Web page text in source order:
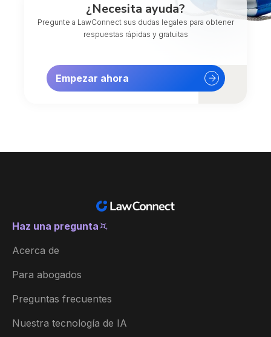
¿Necesita ayuda?
Pregunte a LawConnect sus dudas legales para obtener
respuestas rápidas y gratuitas
Empezar ahora
Haz una pregunta
Acerca de
Para abogados
Preguntas frecuentes
Nuestra tecnología de IA
USA (Español)
Australia
België